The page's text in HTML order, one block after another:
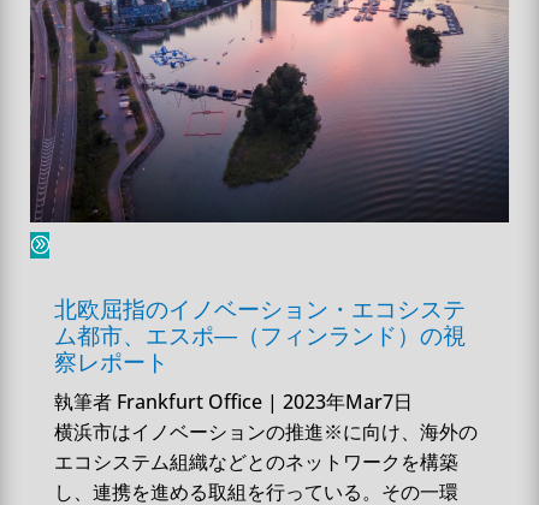
北欧屈指のイノベーション・エコシステ
ム都市、エスポ―（フィンランド）の視
察レポート
執筆者 Frankfurt Office| 2023年Mar7日
横浜市はイノベーションの推進※に向け、海外の
エコシステム組織などとのネットワークを構築
し、連携を進める取組を行っている。その一環